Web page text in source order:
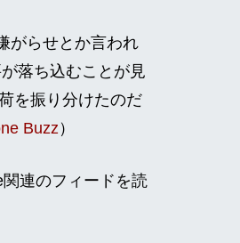
がらせとか言われ
落ち込むことが見
を振り分けたのだ
Buzz）
連のフィードを読